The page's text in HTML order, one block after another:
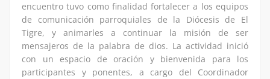
encuentro tuvo como finalidad fortalecer a los equipos
de comunicación parroquiales de la Diócesis de El
Tigre, y animarles a continuar la misión de ser
mensajeros de la palabra de dios. La actividad inició
con un espacio de oración y bienvenida para los
participantes y ponentes, a cargo del Coordinador